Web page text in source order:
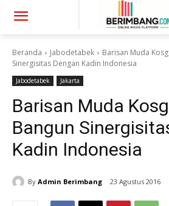
Beranda Jabodetabek
Barisan Muda
Sinergisitas Dengan Kadin Indonesia
Jabodetabek Jakarta
Barisan Muda
Bangun
Kadin Indonesia
By Admin Berimbang 23 Agustus 2016